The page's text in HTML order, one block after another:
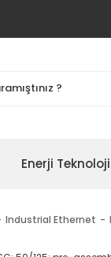
Enerji
Industrial Ethernet